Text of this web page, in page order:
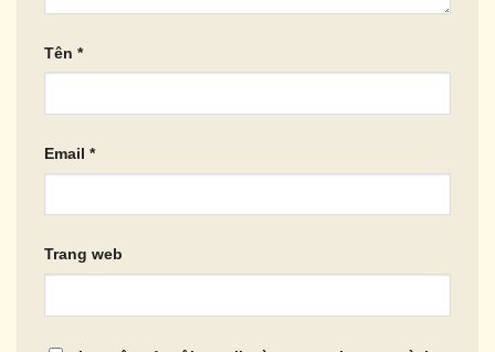
Tên *
Email *
Trang web